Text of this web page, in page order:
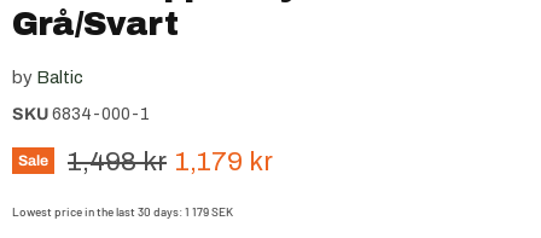
Grå/Svart
by Baltic
SKU 6834-000-1
Sale Original price
1,498 kr Current price
1,179 kr
Lowest price in the last 30 days:1 179 SEK